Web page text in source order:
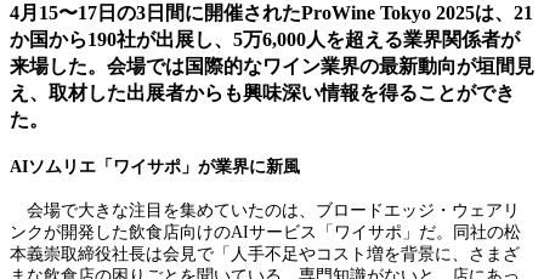
4月15〜17日の3日間に開催されたProWine Tokyo 2025は、21
か国から190社が出展し、5万6,000人を超える業界関係者が
来場した。会場では国際的なワイン業界の最新動向が垣間見
え、取材した出展者からも興味深い情報を得ることができ
た。
AIソムリエ「ワイサポ」が業界に新風
会場で大きな注目を集めていたのは、ブロードエッジ・ウェアリ
ンクが開発した飲食店向けのAIサービス「ワイサポ」だ。同社の松
本義崇取締役社長は会見で「人手不足やコスト増を背景に、さまざ